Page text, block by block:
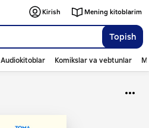
Topish
Kirish Mening kitoblarim
Audiokitoblar Komikslar va vebtunlar